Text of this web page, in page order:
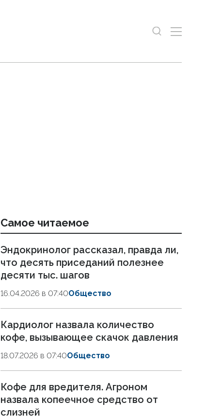
Самое читаемое
Эндокринолог рассказал, правда ли,
что десять приседаний полезнее
десяти тыс. шагов
16.04.2026 в 07:40Общество
Кардиолог назвала количество
кофе, вызывающее скачок давления
18.07.2026 в 07:40Общество
Кофе для вредителя. Агроном
назвала копеечное средство от
слизней